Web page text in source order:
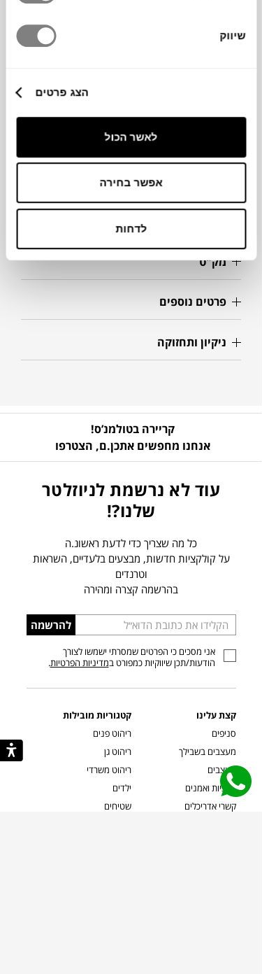
שיווק
הצג פרטים
לאשר הכול
אפשר בחירה
לדחות
מק"ט
פרטים נוספים
ניקיון ותחזוקה
קריירה בטולמנ’ס!
אנחנו מחפשים אתכן.ם, הצטרפו
עוד לא נרשמת לניוזלטר
שלנו?!
כל מה שצריך כדי לדעת ראשונ.ה
על קולקציות חדשות, מבצעים בלעדיים, השראות
וטרנדים
בהרשמה קצרה ומהירה
הכניסו
כתובת
דוא”ל
להרשמה
אני מסכים כי הפרטים שמסרתי ישמשו לצורך
הודעות/תכן שיווקיות כמפורט במדיניות הפרטיות.
קצת עלינו
סניפים
מעצבים בשבילך
מעצבים
אמניות ואמנים
קשרי אדריכלים
קטגוריות מובילות
ריהוט פנים
ריהוט גן
ריהוט משרדי
ילדים
שטיחים